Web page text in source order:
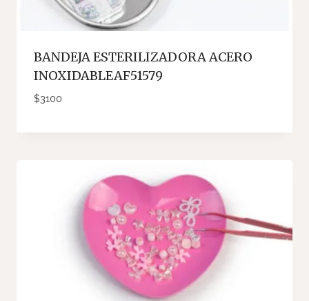
BANDEJA ESTERILIZADORA ACERO
INOXIDABLEAF51579
$3100